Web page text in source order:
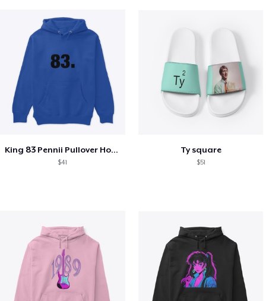
King 83 Pennii Pullover Hoodie
$41
Ty square
$51